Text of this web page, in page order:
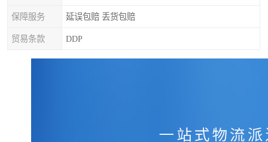
保障服务 延误包赔 丢货包赔
贸易条款 DDP